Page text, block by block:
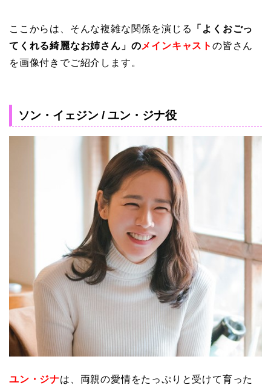
ここからは、そんな複雑な関係を演じる
「よくおごっ
てくれる綺麗なお姉さん」のメインキャストの皆さん
を画像付きでご紹介します。
ソン・イェジン / ユン・ジナ役
ユン・ジナは、両親の愛情をたっぷりと受けて育った